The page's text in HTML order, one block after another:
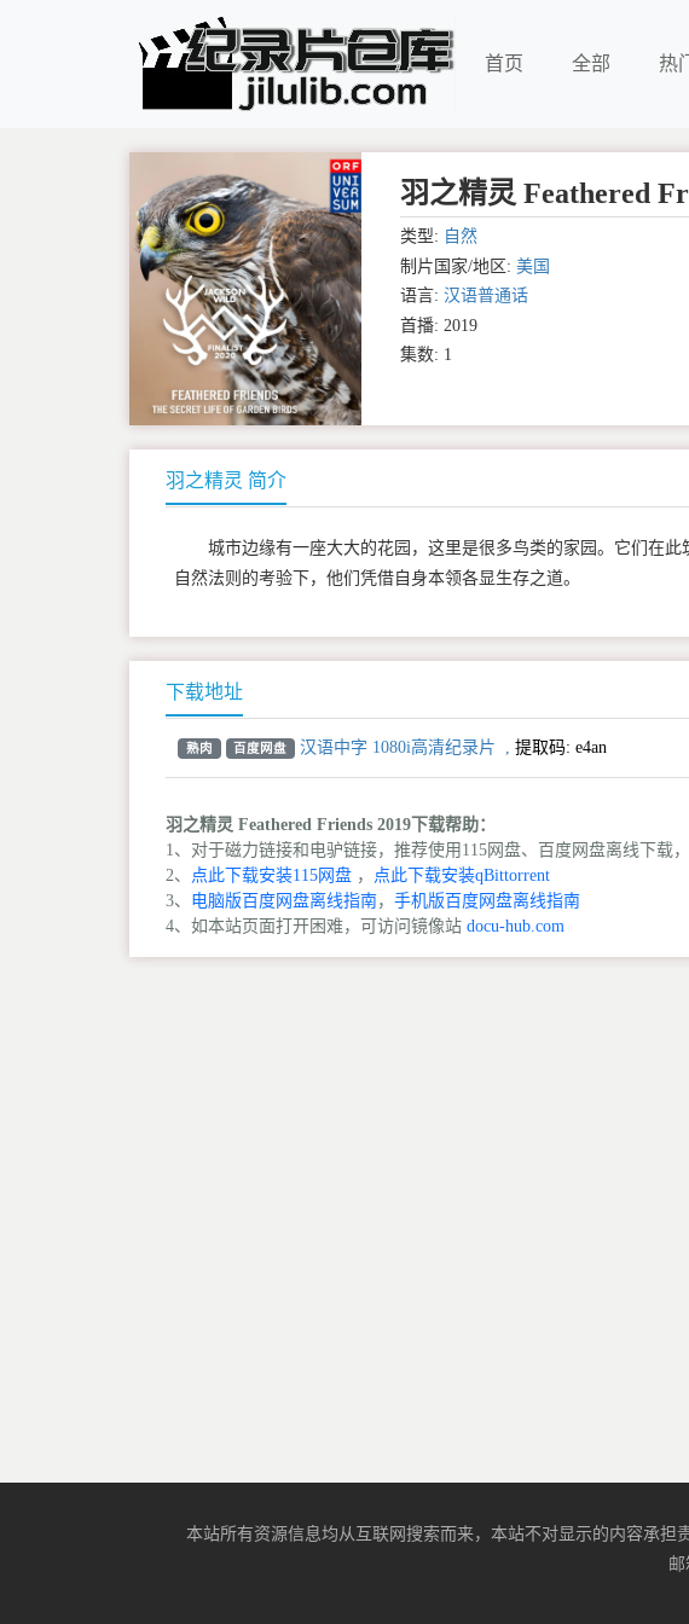
首页 全部 热门
羽之精灵 Feathered
类型: 自然
制片国家/地区: 美国
语言: 汉语普通话
首播: 2019
集数: 1
羽之精灵 简介
城市边缘有一座大大的花园，这里是很多鸟类的家园。它们在
自然法则的考验下，他们凭借自身本领各显生存之道。
下载地址
熟肉 百度网盘 汉语中字 1080i高清纪录片 提取码:e4an
羽之精灵 Feathered Friends 2019下载帮助：
1、对于磁力链接和电驴链接，推荐使用115网盘、百度网盘离线下载
2、
点此下载安装115网盘 ，
点此下载安装qBittorrent
3、 电脑版百度网盘离线指南， 手机版百度网盘离线指南
4、如本站页面打开困难，可访问镜像站 docu-hub.com
本站所有资源信息均从互联网搜索而来，本站不对显示的内容承